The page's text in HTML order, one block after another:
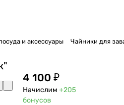
и аксессуары Чайники для
4 100 ₽
Начислим +205
бонусов